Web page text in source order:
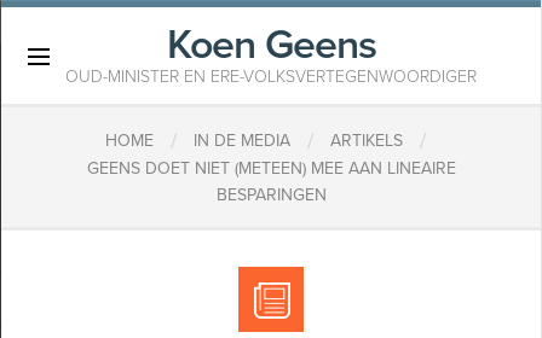
Koen Geens
OUD-MINISTER EN ERE-VOLKSVERTEGENWOORDIGER
HOME / IN DE MEDIA / ARTIKELS /
GEENS DOET NIET (METEEN) MEE AAN LINEAIRE
BESPARINGEN